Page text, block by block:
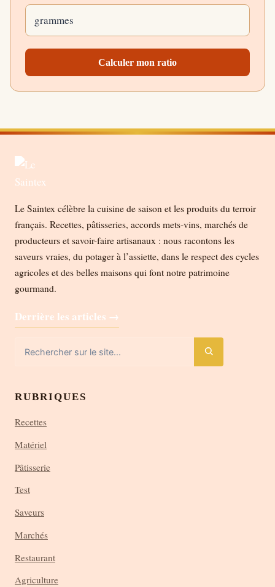
Calculer mon ratio
Le Saintex célèbre la cuisine de saison et les produits du terroir
français. Recettes, pâtisseries, accords mets-vins, marchés de
producteurs et savoir-faire artisanaux : nous racontons les
saveurs vraies, du potager à l’assiette, dans le respect des cycles
agricoles et des belles maisons qui font notre patrimoine
gourmand.
Derrière les articles →
RUBRIQUES
Recettes
Matériel
Pâtisserie
Test
Saveurs
Marchés
Restaurant
Agriculture